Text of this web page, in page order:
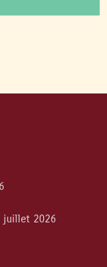
juillet 2026